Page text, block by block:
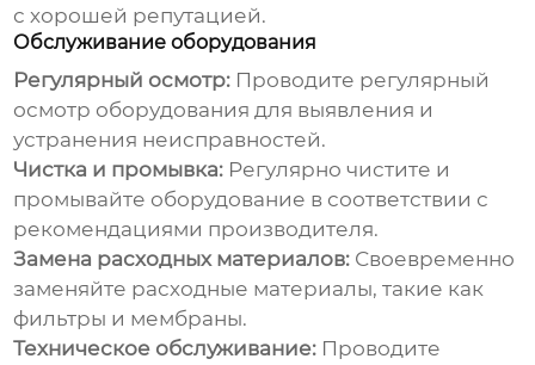
с хорошей репутацией.
Обслуживание оборудования
Регулярный осмотр: Проводите регулярный
осмотр оборудования для выявления и
устранения неисправностей.
Чистка и промывка: Регулярно чистите и
промывайте оборудование в соответствии с
рекомендациями производителя.
Замена расходных материалов: Своевременно
заменяйте расходные материалы, такие как
фильтры и мембраны.
Техническое обслуживание: Проводите